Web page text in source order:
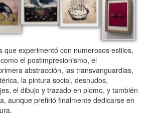
que experimentó con numerosos estilos,
el postimpresionismo, el
abstracción, las transvanguardias,
la pintura social, desnudos,
el dibujo y trazado en plomo, y también
aunque prefirió finalmente dedicarse en